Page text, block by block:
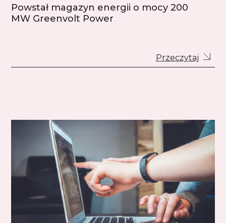
Powstał magazyn energii o mocy 200
MW Greenvolt Power
Przeczytaj